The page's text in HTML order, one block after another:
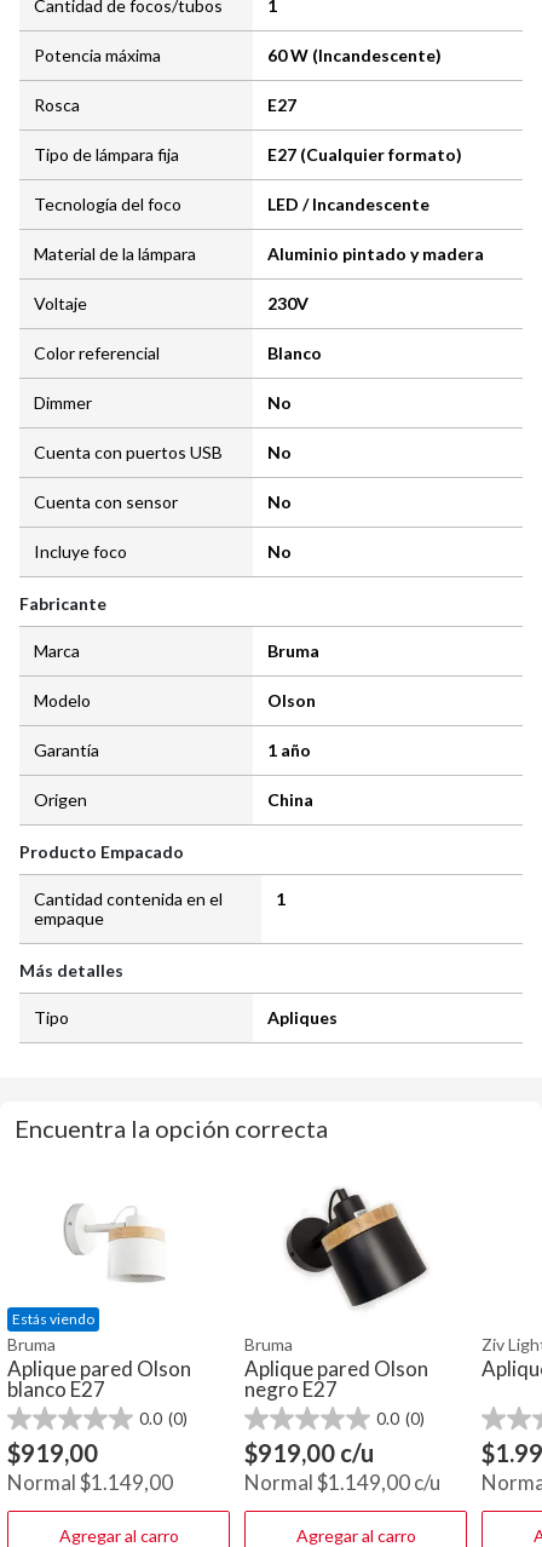
Cantidad de focos/tubos 1
Potencia máxima 60 W (Incandescente)
Rosca E27
Tipo de lámpara fija E27 (Cualquier formato)
Tecnología del foco LED / Incandescente
Material de la lámpara Aluminio pintado y madera
Voltaje 230V
Color referencial Blanco
Dimmer No
Cuenta con puertos USB No
Cuenta con sensor No
Incluye foco No
Fabricante
Marca Bruma
Modelo Olson
Garantía 1 año
Origen China
Producto Empacado
Cantidad contenida en el
empaque
1
Más detalles
Tipo Apliques
Encuentra la opción correcta
Estás viendo
Bruma
Aplique pared Olson
blanco E27
0.0 (0)
0.0
de
5
estrellas.
$919,00
Normal$1.149,00
Agregar al carro
Bruma
Aplique pared Olson
negro E27
0.0 (0)
0.0
de
5
estrellas.
$919,00 c/u
Normal$1.149,00c/u
Agregar al carro
Ziv
0.0
de
5
$